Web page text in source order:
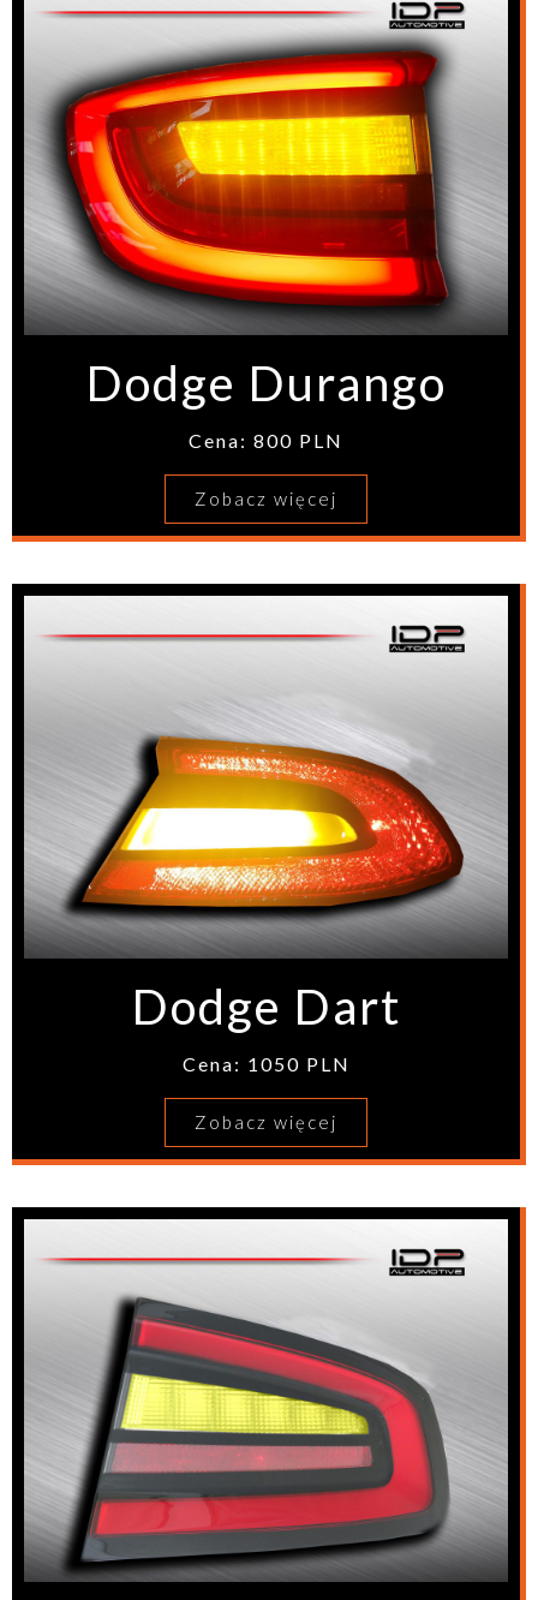
Dodge Durango
Cena: 800 PLN
Zobacz więcej
Dodge Dart
Cena: 1050 PLN
Zobacz więcej